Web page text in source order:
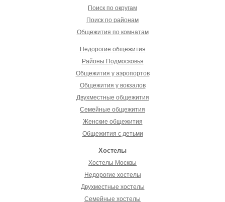
Поиск по округам
Поиск по районам
Общежития по комнатам
Недорогие общежития
Районы Подмосковья
Общежития у аэропортов
Общежития у вокзалов
Двухместные общежития
Семейные общежития
Женские общежития
Общежития с детьми
Хостелы
Хостелы Москвы
Недорогие хостелы
Двухместные хостелы
Семейные хостелы